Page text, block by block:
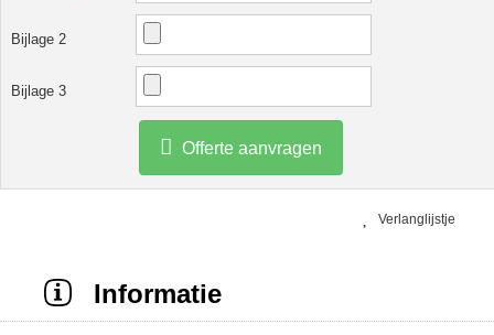
Bijlage 2
Bijlage 3
Offerte aanvragen
Verlanglijstje
Informatie